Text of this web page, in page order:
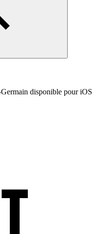
disponible pour iOS